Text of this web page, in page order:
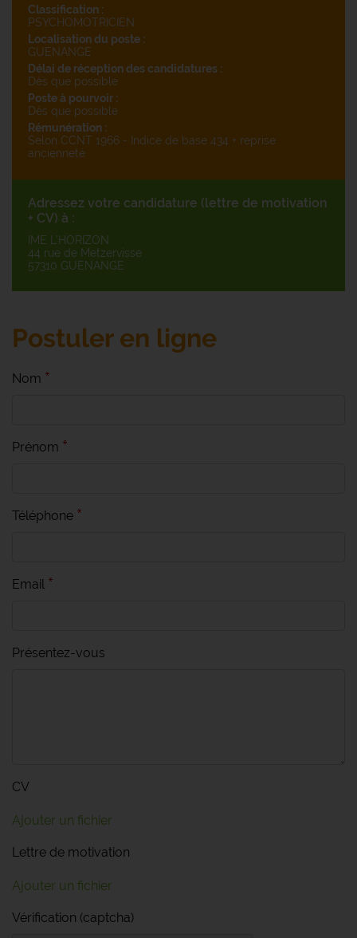
Classification :
PSYCHOMOTRICIEN
Localisation du poste :
GUENANGE
Délai de réception des candidatures :
Dès que possible
Poste à pourvoir :
Dès que possible
Rémunération :
Selon CCNT 1966 - Indice de base 434 + reprise
ancienneté
Adressez votre candidature (lettre de motivation
+ CV) à :
IME L’HORIZON
44 rue de Metzervisse
57310 GUENANGE
Postuler en ligne
Nom
Prénom
Téléphone
Email
Présentez-vous
CV
Ajouter un fichier
Lettre de motivation
Ajouter un fichier
Vérification (captcha)